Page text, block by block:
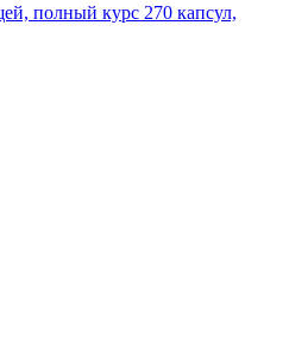
полный курс 270 капсул,